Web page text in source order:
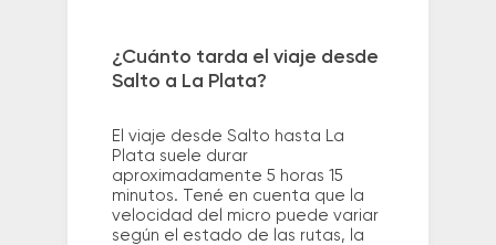
¿Cuánto tarda el viaje desde
Salto a La Plata?
El viaje desde Salto hasta La
Plata suele durar
aproximadamente 5 horas 15
minutos. Tené en cuenta que la
velocidad del micro puede variar
según el estado de las rutas, la